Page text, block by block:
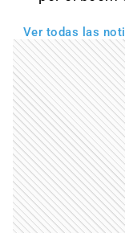
Ver todas las